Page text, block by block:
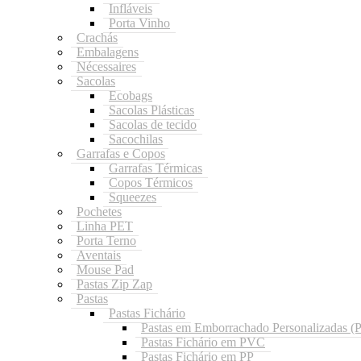
Infláveis
Porta Vinho
Crachás
Embalagens
Nécessaires
Sacolas
Ecobags
Sacolas Plásticas
Sacolas de tecido
Sacochilas
Garrafas e Copos
Garrafas Térmicas
Copos Térmicos
Squeezes
Pochetes
Linha PET
Porta Terno
Aventais
Mouse Pad
Pastas Zip Zap
Pastas
Pastas Fichário
Pastas em Emborrachado Personalizadas
Pastas Fichário em PVC
Pastas Fichário em PP